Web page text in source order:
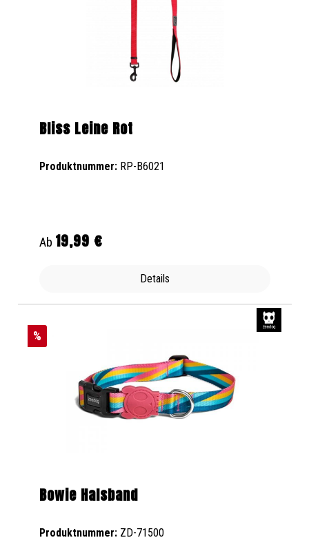
Bliss Leine Rot
Produktnummer: RP-B6021
Regulärer Preis:
Ab 19,99 €
Details
%
Bowie Halsband
Produktnummer: ZD-71500